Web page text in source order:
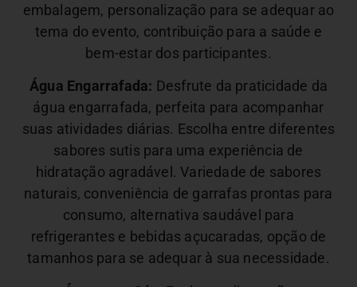
embalagem, personalização para se adequar ao
tema do evento, contribuição para a saúde e
bem-estar dos participantes.
Água Engarrafada: Desfrute da praticidade da
água engarrafada, perfeita para acompanhar
suas atividades diárias. Escolha entre diferentes
sabores sutis para uma experiência de
hidratação agradável.Variedade de sabores
naturais, conveniência de garrafas prontas para
consumo, alternativa saudável para
refrigerantes e bebidas açucaradas, opção de
tamanhos para se adequar à sua necessidade.